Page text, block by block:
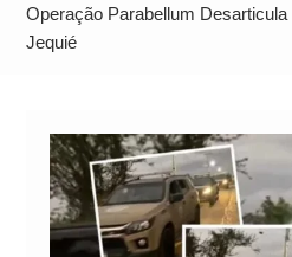
Comando
Operação Parabellum
Jequié